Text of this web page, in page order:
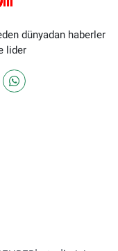
dünyadan haberler
lider